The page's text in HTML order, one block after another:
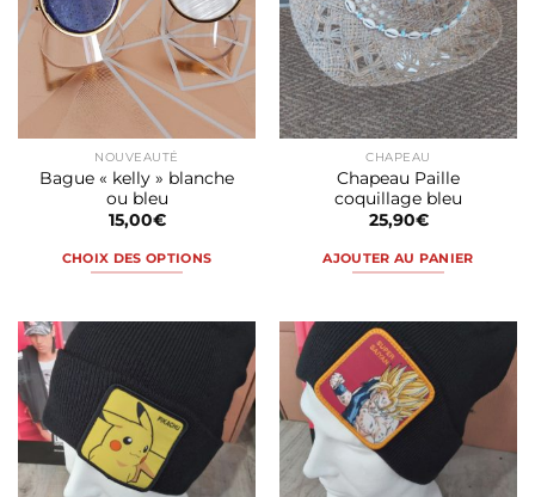
NOUVEAUTÉ
Bague « kelly » blanche
ou bleu
15,00€
CHOIX DES OPTIONS
plusieurs
variations.
Les
options
peuvent
être
CHAPEAU
Chapeau Paille
coquillage bleu
25,90€
AJOUTER AU PANIER